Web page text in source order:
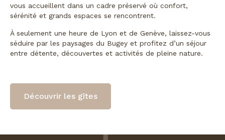
vous accueillent dans un cadre préservé où confort,
sérénité et grands espaces se rencontrent.
À seulement une heure de Lyon et de Genève, laissez-vous
séduire par les paysages du Bugey et profitez d’un séjour
entre détente, découvertes et activités de pleine nature.
Découvrir les gîtes